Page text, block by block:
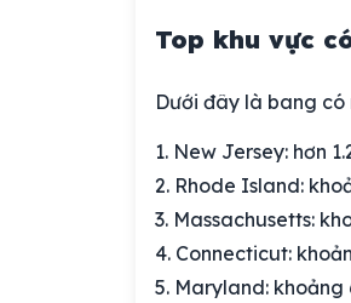
Top khu vực
Dưới đây là bang
New Jersey: hơn
Rhode Island:
Massachusetts:
Connecticut:
Maryland: